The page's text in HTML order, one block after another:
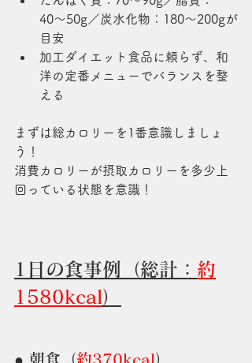
40〜50g／炭水化物：180〜200gが
目安
加工ダイエット食品に頼らず、和
洋の定番メニューでバランスを整
える
まずは総カロリーを1番意識しましょ
う！
消費カロリーが摂取カロリーを多少上
回っている状態を意識！
1日の食事例（総計： 約
1580kcal ）
● 朝食（約370kcal）